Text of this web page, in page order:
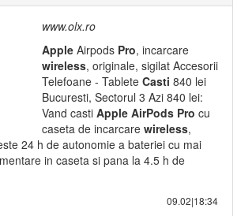
www.olx.ro
Apple Airpods Pro, incarcare
wireless, originale, sigilat Accesorii
Telefoane - Tablete Casti 840 lei
Bucuresti, Sectorul 3 Azi 840 lei:
Vand casti Apple AirPods Pro cu
caseta de incarcare wireless,
24 h de autonomie a bateriei cu mai
in caseta si pana la 4.5 h de
09.02|18:34